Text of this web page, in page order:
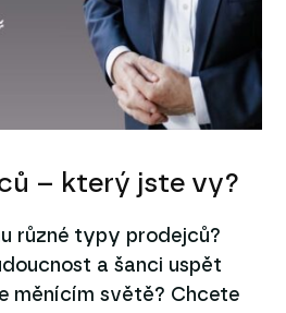
– který jste vy?
různé typy prodejců?
a šanci uspět
měnícím světě? Chcete